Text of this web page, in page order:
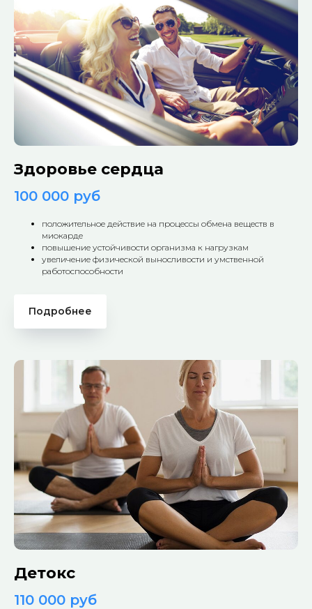
Здоровье сердца
100 000 руб
положительное действие на процессы обмена веществ в
миокарде
повышение устойчивости организма к нагрузкам
увеличение физической выносливости и умственной
работоспособности
Подробнее
Детокс
110 000 руб